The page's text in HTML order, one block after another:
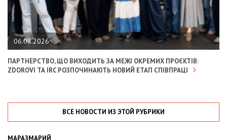
06.08.2026
ПАРТНЕРСТВО, ЩО ВИХОДИТЬ ЗА МЕЖІ ОКРЕМИХ ПРОЄКТІВ:
ZDOROVI ТА IRC РОЗПОЧИНАЮТЬ НОВИЙ ЕТАП СПІВПРАЦІ
ВСЕ НОВОСТИ ИЗ ЭТОЙ РУБРИКИ